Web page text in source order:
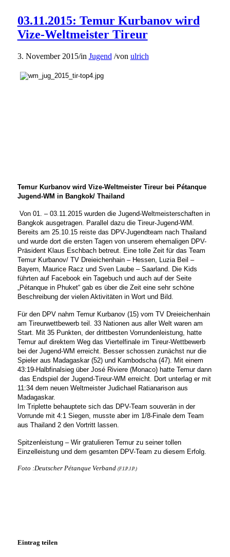
03.11.2015: Temur Kurbanov wird
Vize-Weltmeister Tireur
3. November 2015/in Jugend /von ulrich
Temur Kurbanov wird Vize-Weltmeister Tireur bei Pétanque
Jugend-WM in Bangkok/ Thailand
Von 01. – 03.11.2015 wurden die Jugend-Weltmeisterschaften in
Bangkok ausgetragen. Parallel dazu die Tireur-Jugend-WM.
Bereits am 25.10.15 reiste das DPV-Jugendteam nach Thailand
und wurde dort die ersten Tagen von unserem ehemaligen DPV-
Präsident Klaus Eschbach betreut. Eine tolle Zeit für das Team
Temur Kurbanov/ TV Dreieichenhain – Hessen, Luzia Beil –
Bayern, Maurice Racz und Sven Laube – Saarland. Die Kids
führten auf Facebook ein Tagebuch und auch auf der Seite
„Pétanque in Phuket“ gab es über die Zeit eine sehr schöne
Beschreibung der vielen Aktivitäten in Wort und Bild.
Für den DPV nahm Temur Kurbanov (15) vom TV Dreieichenhain
am Tireurwettbewerb teil. 33 Nationen aus aller Welt waren am
Start. Mit 35 Punkten, der drittbesten Vorrundenleistung, hatte
Temur auf direktem Weg das Viertelfinale im Tireur-Wettbewerb
bei der Jugend-WM erreicht. Besser schossen zunächst nur die
Spieler aus Madagaskar (52) und Kambodscha (47). Mit einem
43:19-Halbfinalsieg über José Riviere (Monaco) hatte Temur dann
das Endspiel der Jugend-Tireur-WM erreicht. Dort unterlag er mit
11:34 dem neuen Weltmeister Judichael Ratianarison aus
Madagaskar.
Im Triplette behauptete sich das DPV-Team souverän in der
Vorrunde mit 4:1 Siegen, musste aber im 1/8-Finale dem Team
aus Thailand 2 den Vortritt lassen.
Spitzenleistung – Wir gratulieren Temur zu seiner tollen
Einzelleistung und dem gesamten DPV-Team zu diesem Erfolg.
Foto :Deutscher Pétanque Verband (F.I.P.J.P.)
Eintrag teilen